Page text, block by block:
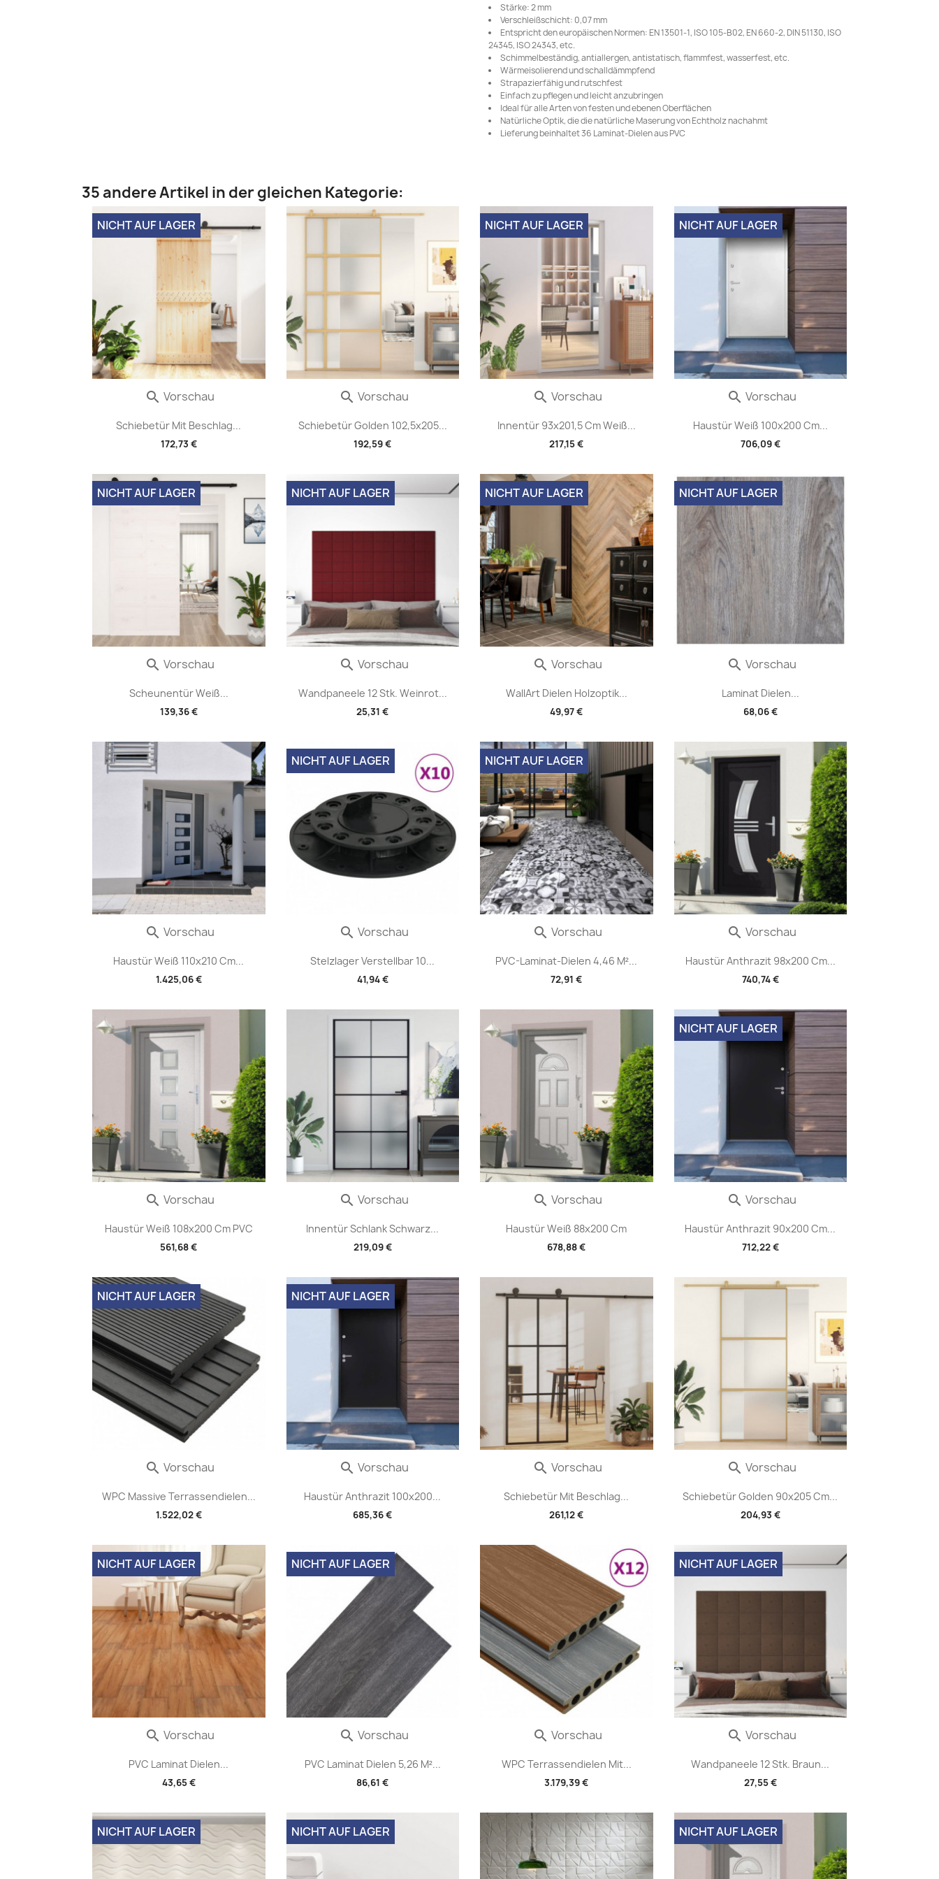
Stärke: 2 mm
Verschleißschicht: 0,07 mm
Entspricht den europäischen Normen: EN 13501-1, ISO 105-B02, EN 660-2, DIN 51130, ISO
24345, ISO 24343, etc.
Schimmelbeständig, antiallergen, antistatisch, flammfest, wasserfest, etc.
Wärmeisolierend und schalldämmpfend
Strapazierfähig und rutschfest
Einfach zu pflegen und leicht anzubringen
Ideal für alle Arten von festen und ebenen Oberflächen
Natürliche Optik, die die natürliche Maserung von Echtholz nachahmt
Lieferung beinhaltet 36 Laminat-Dielen aus PVC
35 andere Artikel in der gleichen Kategorie:
Schiebetür Mit Beschlag...
172,73 €
NICHT AUF LAGER
 Vorschau
Schiebetür Golden 102,5x205...
192,59 €
 Vorschau
Innentür 93x201,5 Cm Weiß...
217,15 €
NICHT AUF LAGER
 Vorschau
Haustür Weiß 100x200 Cm...
706,09 €
NICHT AUF LAGER
 Vorschau
Scheunentür Weiß...
139,36 €
NICHT AUF LAGER
 Vorschau
Wandpaneele 12 Stk. Weinrot...
25,31 €
NICHT AUF LAGER
 Vorschau
WallArt Dielen Holzoptik...
49,97 €
NICHT AUF LAGER
 Vorschau
Laminat Dielen...
68,06 €
NICHT AUF LAGER
 Vorschau
Haustür Weiß 110x210 Cm...
1.425,06 €
 Vorschau
Stelzlager Verstellbar 10...
41,94 €
NICHT AUF LAGER
 Vorschau
PVC-Laminat-Dielen 4,46 M²...
72,91 €
NICHT AUF LAGER
 Vorschau
Haustür Anthrazit 98x200 Cm...
740,74 €
 Vorschau
Haustür Weiß 108x200 Cm PVC
561,68 €
 Vorschau
Innentür Schlank Schwarz...
219,09 €
 Vorschau
Haustür Weiß 88x200 Cm
678,88 €
 Vorschau
Haustür Anthrazit 90x200 Cm...
712,22 €
NICHT AUF LAGER
 Vorschau
WPC Massive Terrassendielen...
1.522,02 €
NICHT AUF LAGER
 Vorschau
Haustür Anthrazit 100x200...
685,36 €
NICHT AUF LAGER
 Vorschau
Schiebetür Mit Beschlag...
261,12 €
 Vorschau
Schiebetür Golden 90x205 Cm...
204,93 €
 Vorschau
PVC Laminat Dielen...
43,65 €
NICHT AUF LAGER
 Vorschau
PVC Laminat Dielen 5,26 M²...
86,61 €
NICHT AUF LAGER
 Vorschau
WPC Terrassendielen Mit...
3.179,39 €
 Vorschau
Wandpaneele 12 Stk. Braun...
27,55 €
NICHT AUF LAGER
 Vorschau
NICHT AUF LAGER NICHT AUF LAGER NICHT AUF LAGER